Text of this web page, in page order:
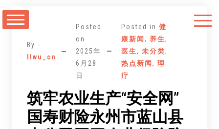
至
By -
llwu_cn
Posted
on
2025年
6月28
日
Posted in 健
康新闻 , 养生,
医生, 未分类,
热点新闻 , 理
疗
筑牢农业生产“安全网”
国寿财险永州市蓝山县